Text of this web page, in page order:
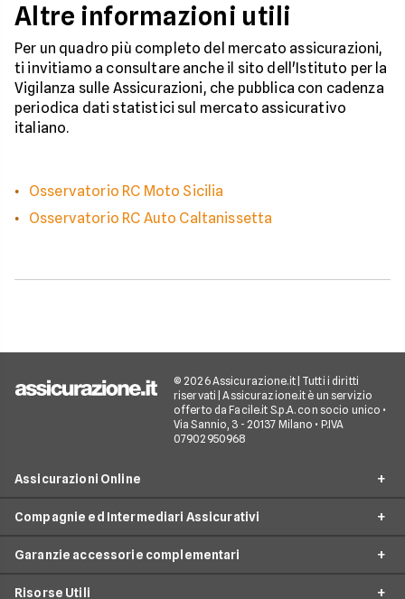
Altre informazioni utili
Per un quadro più completo del mercato assicurazioni,
ti invitiamo a consultare anche il sito dell'Istituto per la
Vigilanza sulle Assicurazioni, che pubblica con cadenza
periodica dati statistici sul mercato assicurativo
italiano.
Osservatorio RC Moto Sicilia
Osservatorio RC Auto Caltanissetta
© 2026 Assicurazione.it | Tutti i diritti
riservati | Assicurazione.it è un servizio
offerto da Facile.it S.p.A. con socio unico •
Via Sannio, 3 - 20137 Milano • P.IVA
07902950968
Assicurazioni Online
RC Auto
RC Moto
Assicurazione Ciclomotore
Compagnie ed Intermediari Assicurativi
Allianz Direct
Garanzie accessorie complementari
Risorse Utili